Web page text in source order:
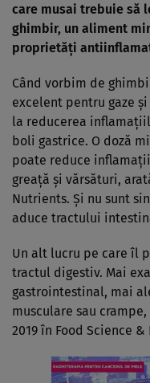
care musai trebuie să
ghimbir, un aliment
proprietăți
Când vorbim de
excelent pentru gaze
la reducerea
boli gastrice. O doză
poate reduce
greață și vărsături,
Nutrients. Și nu sunt
aduce tractului
Un alt lucru pe care îl
tractul digestiv. Mai
gastrointestinal, mai
musculare sau
2019 în Food Science